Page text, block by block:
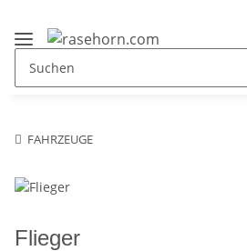
FAHRZEUGE
Flieger